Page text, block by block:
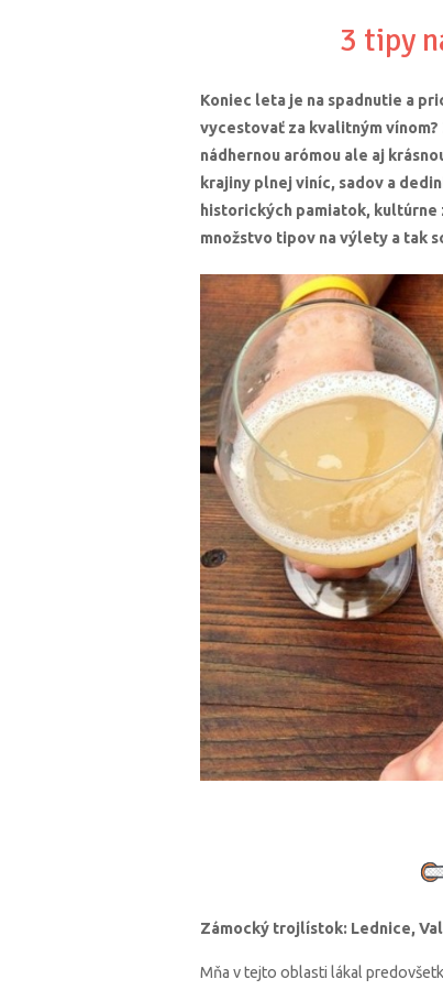
3 tipy
Koniec leta je na spadnutie a
vycestovať za kvalitným vínom?
nádhernou arómou ale aj
krajiny plnej viníc, sadov a
historických pamiatok,
množstvo tipov na výlety a tak
Zámocký trojlístok: Lednice,
Mňa v tejto oblasti lákal